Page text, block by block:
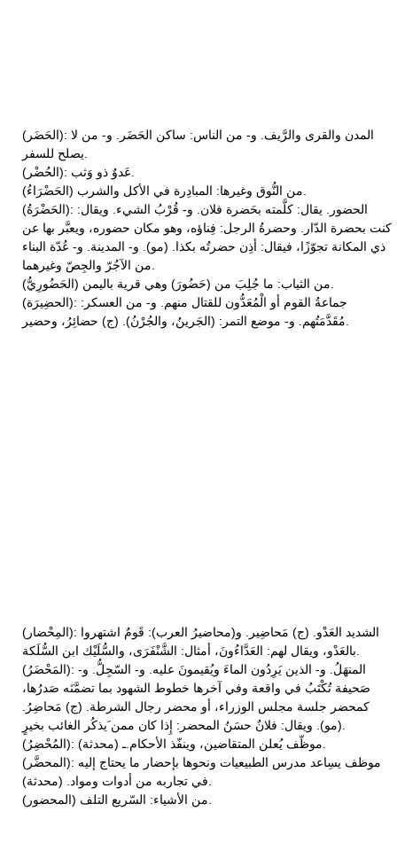
(الحَضَر): المدن والقرى والرَّيف. و- من الناس: ساكن الحَضَر. و- من لا
(الحَضْرَةُ): الحضور. يقال: كلَّمته بحَضرة فلان. و- قُرْبُ الشيء. ويقال:
كنت بحضرة الدّار. وحضرةُ الرجل: فِناؤه، وهو مكان حضوره، ويعبَّر بها عن
ذي المكانة تجوّزًا، فيقال: أذِن حضرتُه بكذا. (مو). و- المدينة. و- عُدّة البناء
(الحضِيرَة): جماعةُ القوم أو الْمُعَدُّون للقتال منهم. و- من العسكر:
(المِحْضار): الشديد العَدْو. (ج) مَحاضِير. و(محاضيرُ العرب): قَومٌ اشتهروا
(المَحْضَرُ): المنهَلُ. و- الذين يَرِدُون الماءَ ويُقيمونَ عليه. و- السّجِلُّ. و-
صَحيفة تُكْتَبُ في واقعة وفي آخرها خطوط الشهود بما تضمَّنَه صَدرُها،
كمحضر جلسة مجلس الوزراء، أو محضر رجال الشرطة. (ج) مَحاضِرُ.
(المحضَّر): موظف يسِاعد مدرس الطبيعيات ونحوها بإحضار ما يحتاج إليه